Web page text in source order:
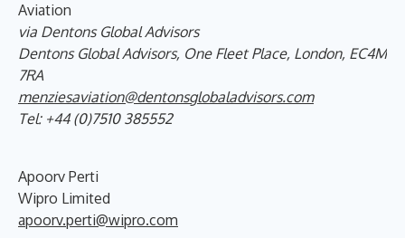
Aviation
via Dentons Global Advisors
Dentons Global Advisors, One Fleet Place, London, EC4M
7RA
menziesaviation@dentonsglobaladvisors.com
Tel: +44 (0)7510 385552
Apoorv Perti
Wipro Limited
apoorv.perti@wipro.com